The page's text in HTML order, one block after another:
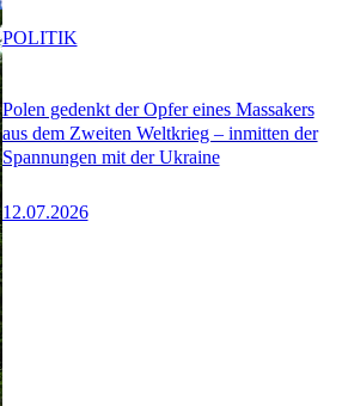
Polen gedenkt der Opfer eines Massakers
aus dem Zweiten Weltkrieg – inmitten der
Spannungen mit der Ukraine
12.07.2026
POLITIK